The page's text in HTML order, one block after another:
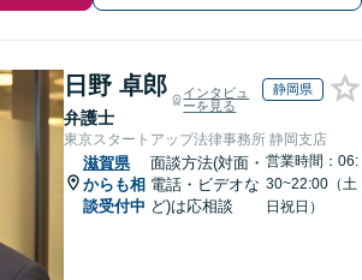
日野 卓郎
弁護士
インタビュ
ーを見る
静岡県
東京スタートアップ法律事務所 静岡支店
滋賀県
からも相
談受付中
面談方法(対面・
電話・ビデオな
ど)は応相談
営業時間：06:
30~22:00（土
日祝日）